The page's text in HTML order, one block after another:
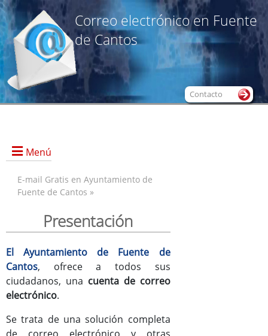
Correo electrónico en Fuente
de Cantos
Menú
Alta de Nueva Cuenta
@Webmail
Condiciones de uso
Mejoras versión Zimbra8
E-mail Gratis en Ayuntamiento de
Fuente de Cantos »
Presentación
El Ayuntamiento de Fuente de
Cantos, ofrece a todos sus
ciudadanos, una cuenta de correo
electrónico.
Se trata de una solución completa
Contacto